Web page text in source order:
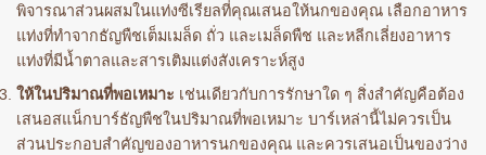
พิจารณาส่วนผสมในแท่งซีเรียลที่คุณเสนอให้นกของคุณ เลือกอาหาร
แท่งที่ทำจากธัญพืชเต็มเมล็ด ถั่ว และเมล็ดพืช และหลีกเลี่ยงอาหาร
แท่งที่มีน้ำตาลและสารเติมแต่งสังเคราะห์สูง
ให้ในปริมาณที่พอเหมาะ เช่นเดียวกับการรักษาใด ๆ สิ่งสำคัญคือต้อง
เสนอสแน็กบาร์ธัญพืชในปริมาณที่พอเหมาะ บาร์เหล่านี้ไม่ควรเป็น
ส่วนประกอบสำคัญของอาหารนกของคุณ และควรเสนอเป็นของว่าง